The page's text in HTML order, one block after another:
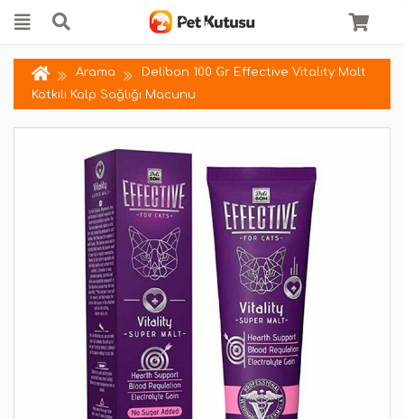
Arama
Delibon 100 Gr Effective Vitality Malt
Katkılı Kalp Sağlığı Macunu